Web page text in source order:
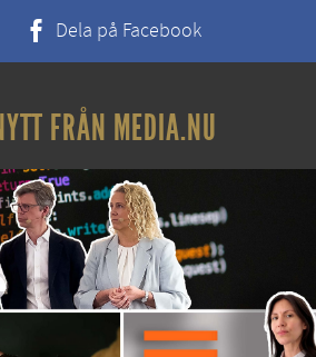
Dela på Facebook
FRÅN MEDIA.NU